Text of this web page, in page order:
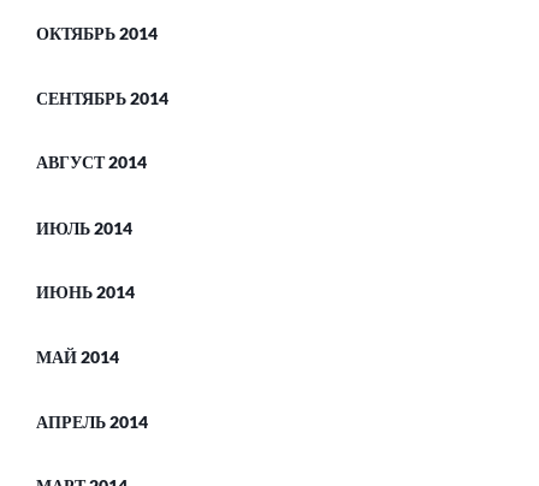
ОКТЯБРЬ 2014
СЕНТЯБРЬ 2014
АВГУСТ 2014
ИЮЛЬ 2014
ИЮНЬ 2014
МАЙ 2014
АПРЕЛЬ 2014